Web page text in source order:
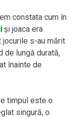
constata cum în
şi joaca era
jocurile s-au mărit
de lungă durată,
înainte de
timpul este o
singură, o